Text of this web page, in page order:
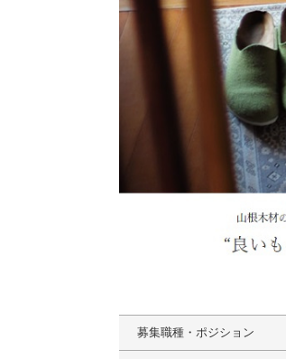
募集職種・ポジション